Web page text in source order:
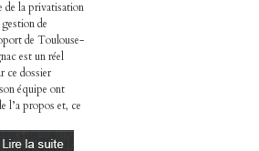
de la privatisation
de
de Toulouse-
est un réel
ce dossier
équipe ont
l’a propos et, ce